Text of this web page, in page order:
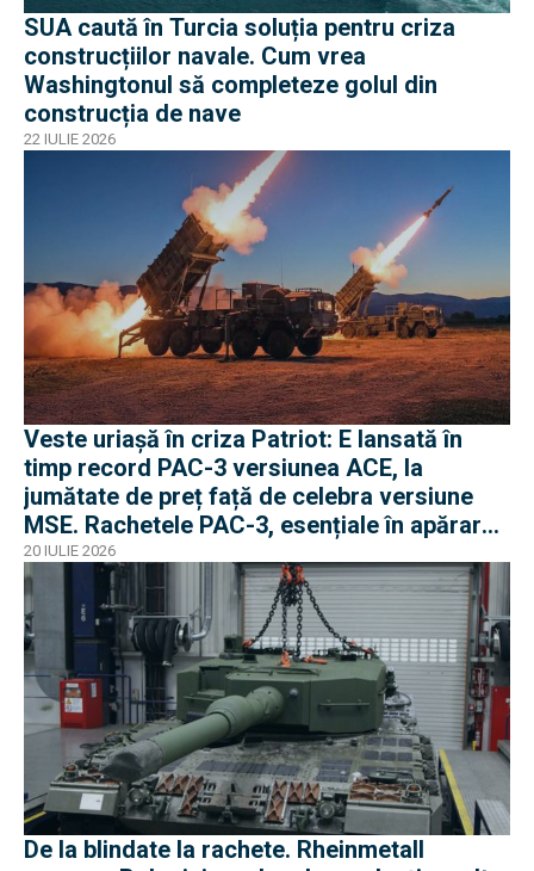
SUA caută în Turcia soluția pentru criza
construcțiilor navale. Cum vrea
Washingtonul să completeze golul din
construcția de nave
22 IULIE 2026
Veste uriașă în criza Patriot: E lansată în
timp record PAC-3 versiunea ACE, la
jumătate de preț față de celebra versiune
MSE. Rachetele PAC-3, esențiale în apărarea
antibalistică
20 IULIE 2026
De la blindate la rachete. Rheinmetall